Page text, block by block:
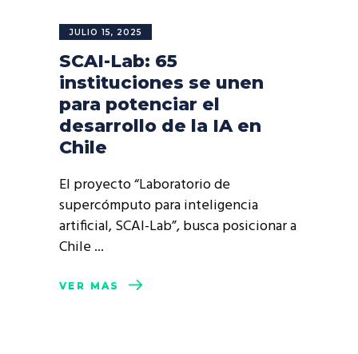
JULIO 15, 2025
SCAI-Lab: 65
instituciones se unen
para potenciar el
desarrollo de la IA en
Chile
El proyecto “Laboratorio de
supercómputo para inteligencia
artificial, SCAI-Lab”, busca posicionar a
Chile
VER MÁS